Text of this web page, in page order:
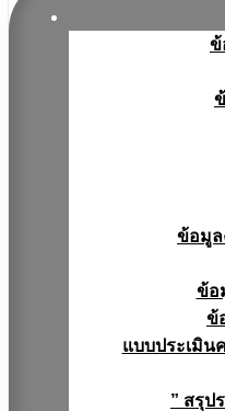
ข้
ข้อมูล
ข้อ
ข้
แบบประเมิน
” สรุป